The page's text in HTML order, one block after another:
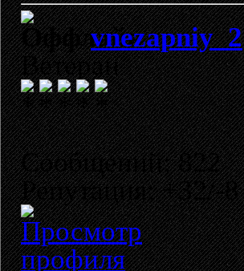
vnezapniy_2
Ветеран
Сообщений: 822
Репутация: +32/-8